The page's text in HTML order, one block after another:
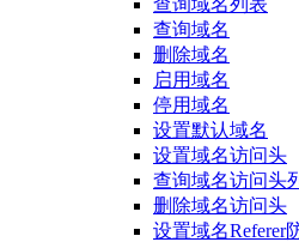
查询域名
删除域名
启用域名
停用域名
设置默认域名
设置域名访问头
查询域名访问头
删除域名访问头
设置域名Referer